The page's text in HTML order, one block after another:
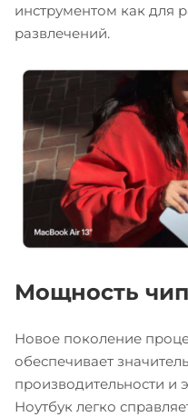
инструментом как для
развлечений.
Мощность
Новое поколение
обеспечивает
производительности и
Ноутбук легко